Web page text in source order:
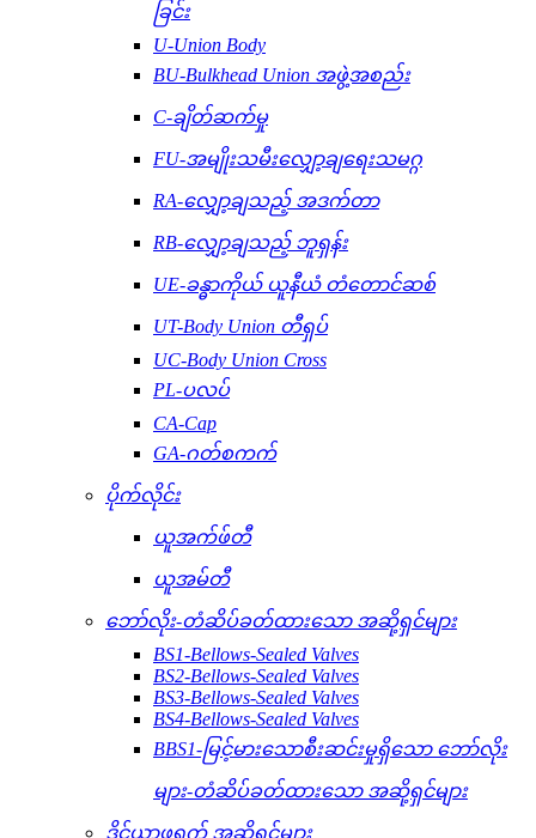
ခြင်း
U-Union Body
BU-Bulkhead Union အဖွဲ့အစည်း
C-ချိတ်ဆက်မှု
FU-အမျိုးသမီးလျှော့ချရေးသမဂ္ဂ
RA-လျှော့ချသည့် အဒက်တာ
RB-လျှော့ချသည့် ဘူရှန်း
UE-ခန္ဓာကိုယ် ယူနီယံ တံတောင်ဆစ်
UT-Body Union တီရှပ်
UC-Body Union Cross
PL-ပလပ်
CA-Cap
GA-ဂတ်စကက်
ပိုက်လိုင်း
ယူအက်ဖ်တီ
ယူအမ်တီ
ဘော်လိုး-တံဆိပ်ခတ်ထားသော အဆို့ရှင်များ
BS1-Bellows-Sealed Valves
BS2-Bellows-Sealed Valves
BS3-Bellows-Sealed Valves
BS4-Bellows-Sealed Valves
BBS1-မြင့်မားသောစီးဆင်းမှုရှိသော ဘော်လိုး
များ-တံဆိပ်ခတ်ထားသော အဆို့ရှင်များ
ဒိုင်ယာဖရက် အဆို့ရှင်များ